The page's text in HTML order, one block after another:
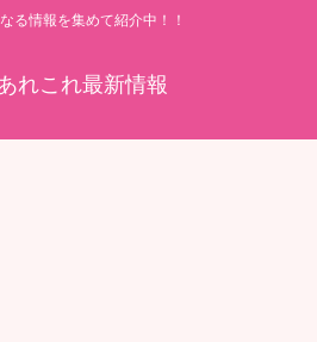
る情報を集めて紹介中！！
れこれ最新情報